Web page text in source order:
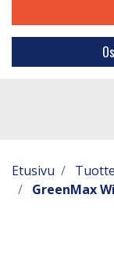
Etusivu
GreenMax